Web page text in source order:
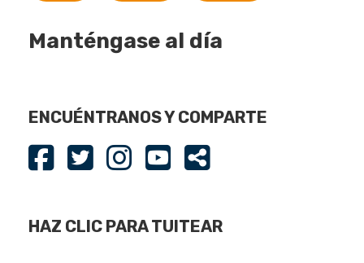
Manténgase al día
ENCUÉNTRANOS Y COMPARTE
HAZ CLIC PARA TUITEAR